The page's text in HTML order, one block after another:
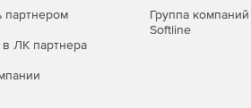
партнером
в ЛК партнера
Группа компаний
Softline